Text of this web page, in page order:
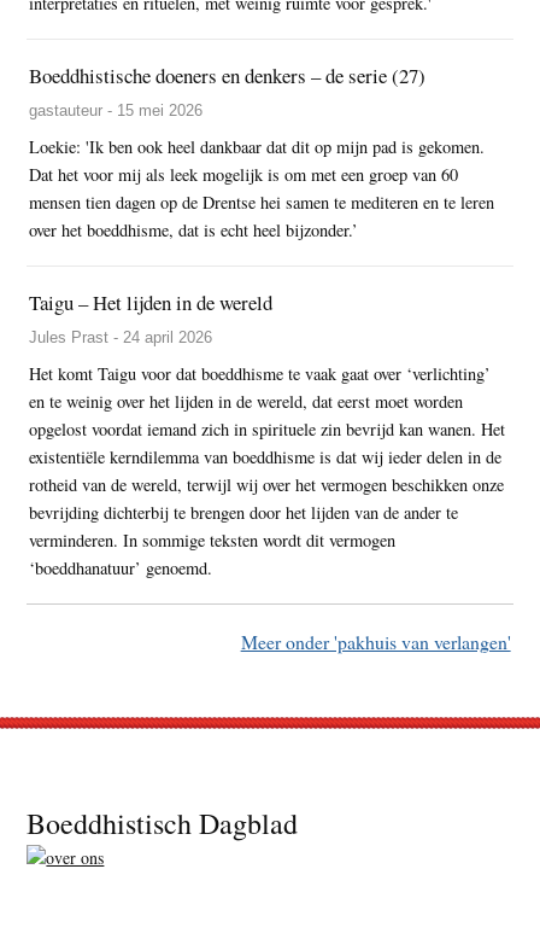
Boeddhistische doeners en denkers – de serie (27)
gastauteur - 15 mei 2026
Loekie: 'Ik ben ook heel dankbaar dat dit op mijn pad is gekomen.
Dat het voor mij als leek mogelijk is om met een groep van 60
mensen tien dagen op de Drentse hei samen te mediteren en te leren
over het boeddhisme, dat is echt heel bijzonder.’
Taigu – Het lijden in de wereld
Jules Prast - 24 april 2026
Het komt Taigu voor dat boeddhisme te vaak gaat over ‘verlichting’
en te weinig over het lijden in de wereld, dat eerst moet worden
opgelost voordat iemand zich in spirituele zin bevrijd kan wanen. Het
existentiële kerndilemma van boeddhisme is dat wij ieder delen in de
rotheid van de wereld, terwijl wij over het vermogen beschikken onze
bevrijding dichterbij te brengen door het lijden van de ander te
verminderen. In sommige teksten wordt dit vermogen
‘boeddhanatuur’ genoemd.
Meer onder 'pakhuis van verlangen'
Footer
Boeddhistisch Dagblad